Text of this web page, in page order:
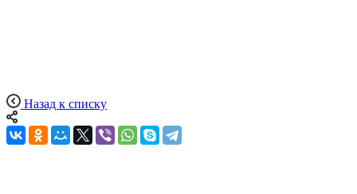
Назад к списку